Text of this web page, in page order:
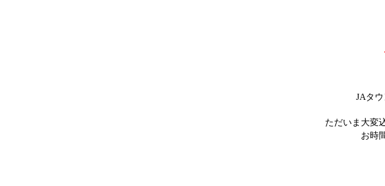
JAタ
ただいま大変
お時